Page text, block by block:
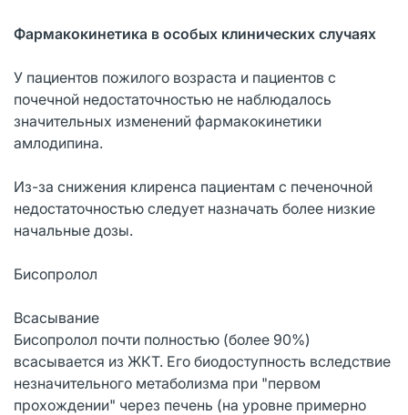
Фармакокинетика в особых клинических случаях
У пациентов пожилого возраста и пациентов с
почечной недостаточностью не наблюдалось
значительных изменений фармакокинетики
амлодипина.
Из-за снижения клиренса пациентам с печеночной
недостаточностью следует назначать более низкие
начальные дозы.
Бисопролол
Всасывание
Бисопролол почти полностью (более 90%)
всасывается из ЖКТ. Его биодоступность вследствие
незначительного метаболизма при "первом
прохождении" через печень (на уровне примерно